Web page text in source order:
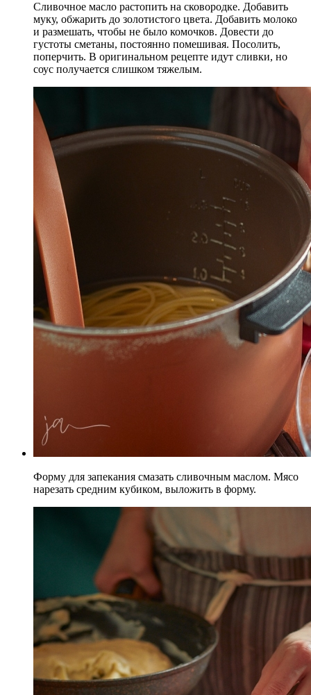
Сливочное масло растопить на сковородке. Добавить
муку, обжарить до золотистого цвета. Добавить молоко
и размешать, чтобы не было комочков. Довести до
густоты сметаны, постоянно помешивая. Посолить,
поперчить. В оригинальном рецепте идут сливки, но
соус получается слишком тяжелым.
Форму для запекания смазать сливочным маслом. Мясо
нарезать средним кубиком, выложить в форму.